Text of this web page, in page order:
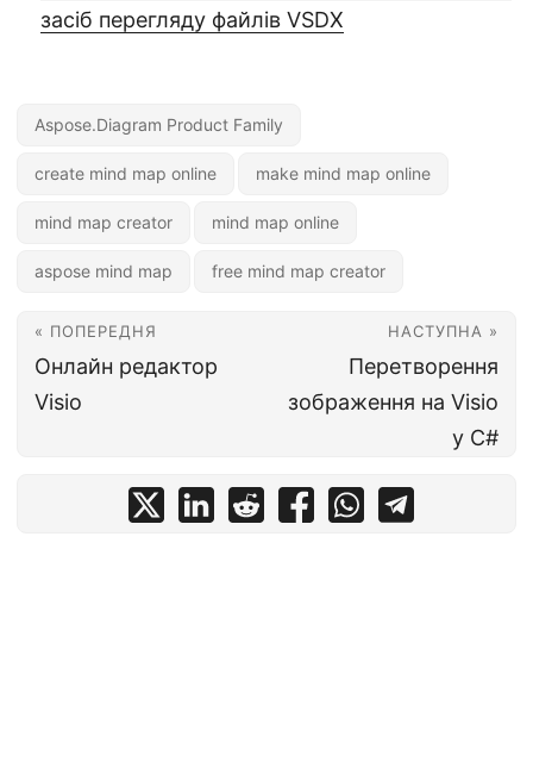
засіб перегляду файлів VSDX
Aspose.Diagram Product Family
create mind map online make mind map online
mind map creator mind map online
aspose mind map free mind map creator
« ПОПЕРЕДНЯ
Онлайн редактор
Visio
НАСТУПНА »
Перетворення
зображення на Visio
у C#